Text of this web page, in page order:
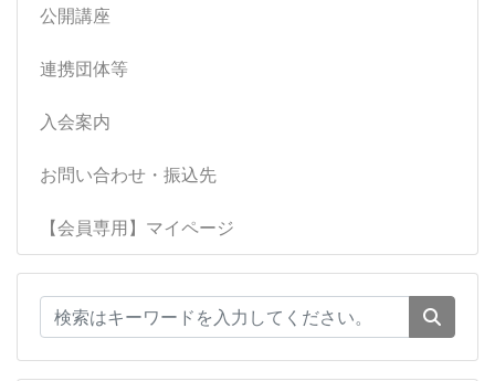
公開講座
連携団体等
入会案内
お問い合わせ・振込先
【会員専用】マイページ